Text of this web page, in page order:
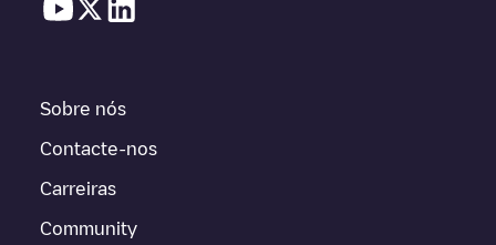
Sobre nós
Contacte-nos
Carreiras
Community